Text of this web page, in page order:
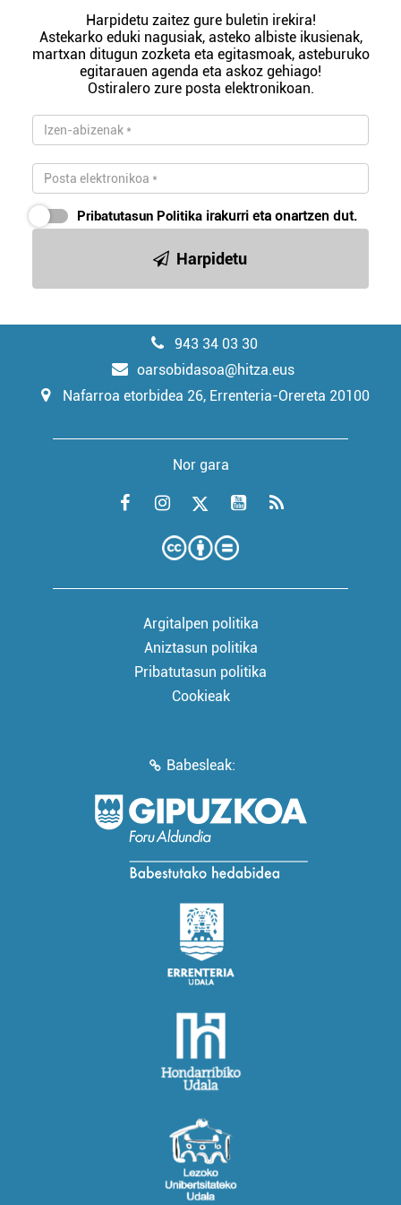
Harpidetu zaitez gure buletin irekira!
Astekarko eduki nagusiak, asteko albiste ikusienak,
martxan ditugun zozketa eta egitasmoak, asteburuko
egitarauen agenda eta askoz gehiago!
Ostiralero zure posta elektronikoan.
Pribatutasun Politika irakurri eta onartzen dut.
Harpidetu
943 34 03 30
oarsobidasoa@hitza.eus
Nafarroa etorbidea 26, Errenteria-Orereta 20100
Nor gara
Argitalpen politika
Aniztasun politika
Pribatutasun politika
Cookieak
Babesleak: